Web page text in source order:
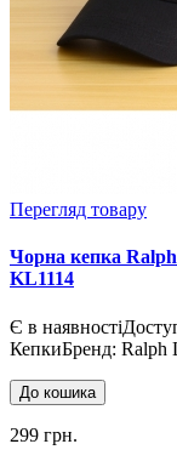
Перегляд товару
Чорна кепка
KL1114
Є в
КепкиБренд: Ralph
До кошика
299 грн.